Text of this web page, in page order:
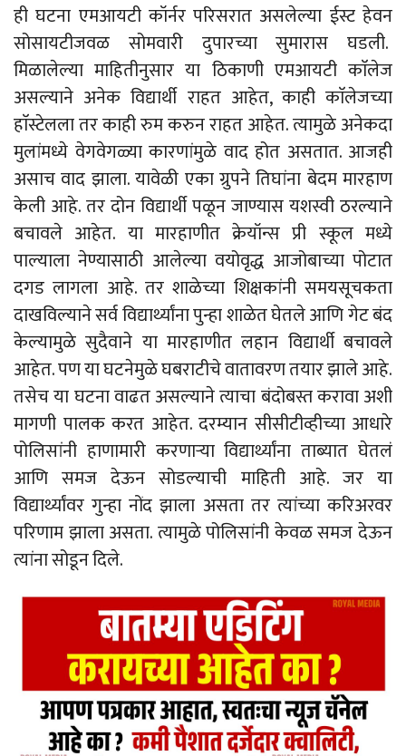
ही घटना एमआयटी कॉर्नर परिसरात असलेल्या ईस्ट हेवन
सोसायटीजवळ सोमवारी दुपारच्या सुमारास घडली.
मिळालेल्या माहितीनुसार या ठिकाणी एमआयटी काॅलेज
असल्याने अनेक विद्यार्थी राहत आहेत, काही काॅलेजच्या
हाॅस्टेलला तर काही रुम करुन राहत आहेत. त्यामुळे अनेकदा
मुलांमध्ये वेगवेगळ्या कारणांमुळे वाद होत असतात. आजही
असाच वाद झाला. यावेळी एका ग्रुपने तिघांना बेदम मारहाण
केली आहे. तर दोन विद्यार्थी पळून जाण्यास यशस्वी ठरल्याने
बचावले आहेत. या मारहाणीत क्रेयॉन्स प्री स्कूल मध्ये
पाल्याला नेण्यासाठी आलेल्या वयोवृद्ध आजोबाच्या पोटात
दगड लागला आहे. तर शाळेच्या शिक्षकांनी समयसूचकता
दाखविल्याने सर्व विद्यार्थ्यांना पुन्हा शाळेत घेतले आणि गेट बंद
केल्यामुळे सुदैवाने या मारहाणीत लहान विद्यार्थी बचावले
आहेत. पण या घटनेमुळे घबराटीचे वातावरण तयार झाले आहे.
तसेच या घटना वाढत असल्याने त्याचा बंदोबस्त करावा अशी
मागणी पालक करत आहेत. दरम्यान सीसीटीव्हीच्या आधारे
पोलिसांनी हाणामारी करणाऱ्या विद्यार्थ्यांना ताब्यात घेतलं
आणि समज देऊन सोडल्याची माहिती आहे. जर या
विद्यार्थ्यांवर गुन्हा नोंद झाला असता तर त्यांच्या करिअरवर
परिणाम झाला असता. त्यामुळे पोलिसांनी केवळ समज देऊन
त्यांना सोडून दिले.